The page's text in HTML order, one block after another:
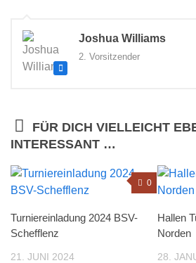
Joshua Williams
2. Vorsitzender
FÜR DICH VIELLEICHT
INTERESSANT …
0
Turniereinladung 2024 BSV-
Schefflenz
21. JUNI 2024
Hallen
Norden
28.